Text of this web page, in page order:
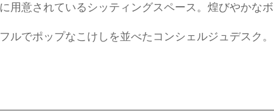
用意されているシッティングスペース。煌びやかな
ルでポップなこけしを並べたコンシェルジュデスク